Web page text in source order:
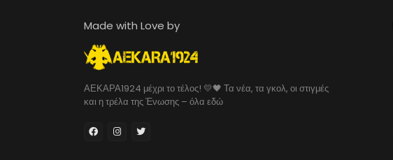
Made with Love by
ΑΕΚΑΡΑ1924 μέχρι το τέλος! 💛🖤 Τα νέα, τα γκολ, οι στιγμές
και η τρέλα της Ένωσης – όλα εδώ